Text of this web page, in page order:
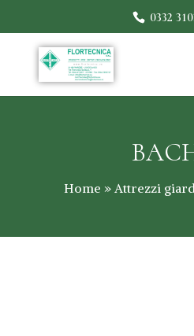
0332
Home »Attrezzi